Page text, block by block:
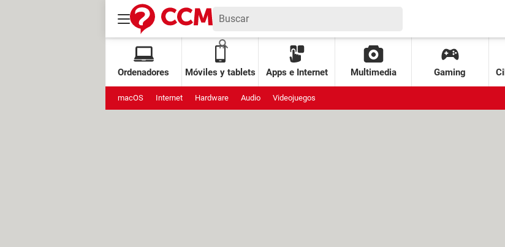
Ordenadores Móviles y tablets Apps e Internet Multimedia Gaming
macOS Internet Hardware Audio Videojuegos